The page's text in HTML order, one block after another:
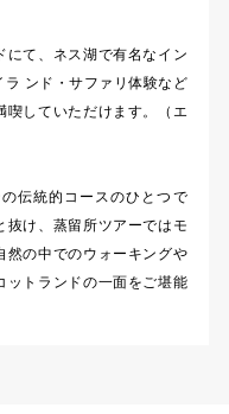
にて、ネス湖で有名なイン
ンド・サファリ体験など
喫していただけます。（エ
伝統的コースのひとつで
抜け、蒸留所ツアーではモ
然の中でのウォーキングや
ットランドの一面をご堪能